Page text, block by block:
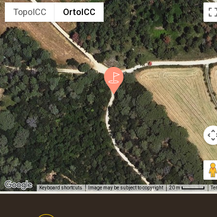
TopoICC OrtoICC
Keyboard shortcuts Image may be subject to copyright 20 m